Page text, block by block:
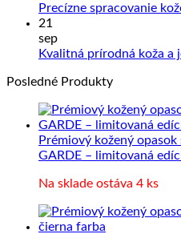
Precízne spracovanie
21
sep
Kvalitná prírodná koža a
Posledné Produkty
Prémiový kožený
GARDE – limitovaná
Na sklade ostáva 4 ks